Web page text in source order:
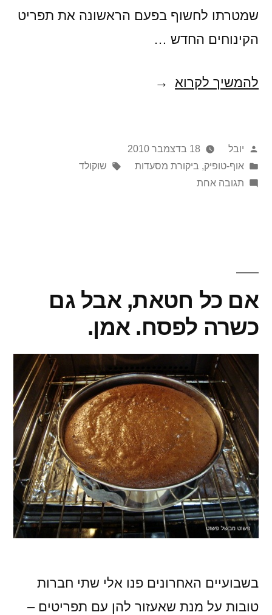
שמטרתו לחשוף בפעם הראשונה את תפריט
הקינוחים החדש …
להמשיך לקרוא מקס-ימום
שערות
פורסם
על
ידי
יובל
18 בדצמבר 2010
Posted
in
אוף-טופיק, ביקורת מסעדות תגיות:
שוקולד
תגובה אחתעל
אם כל חטאת, אבל גם
כשרה לפסח. אמן.
בשבועיים האחרונים פנו אלי שתי חברות
טובות על מנת שאעזור להן עם תפריטים –